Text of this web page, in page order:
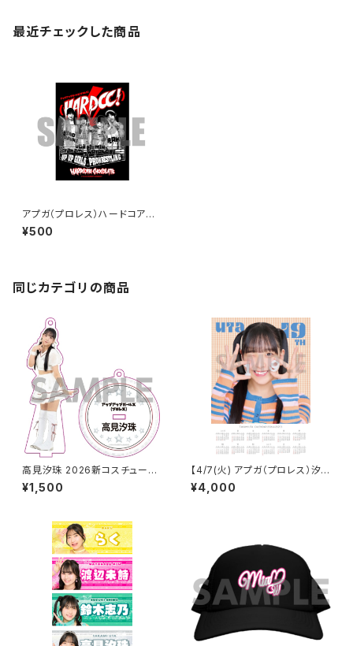
最近チェックした商品
アプガ（プロレス）ハードコアチ
ョコレートコラボステッカー202
5
¥500
同じカテゴリの商品
高見汐珠 2026新コスチューム
アクリルスタンドキーホルダー
¥1,500
【4/7(火) アプガ（プロレス）汐
珠生誕】 A3カレンダーポスター
（サイン付き）
¥4,000